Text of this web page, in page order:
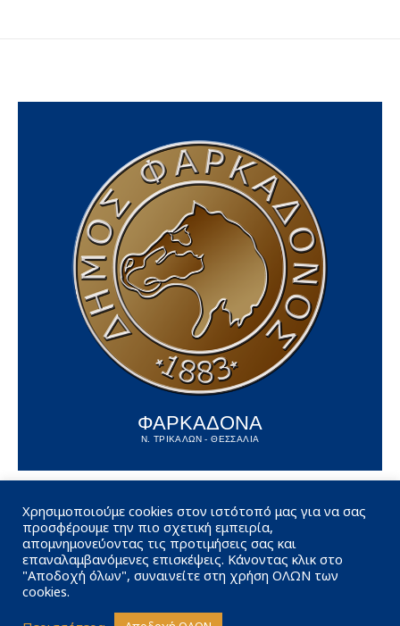
ΦΑΡΚΑΔΟΝΑ
Ν. ΤΡΙΚΑΛΩΝ - ΘΕΣΣΑΛΙΑ
Χρησιμοποιούμε cookies στον ιστότοπό μας για να σας
προσφέρουμε την πιο σχετική εμπειρία,
απομνημονεύοντας τις προτιμήσεις σας και
επαναλαμβανόμενες επισκέψεις. Κάνοντας κλικ στο
"Αποδοχή όλων", συναινείτε στη χρήση ΟΛΩΝ των
cookies.